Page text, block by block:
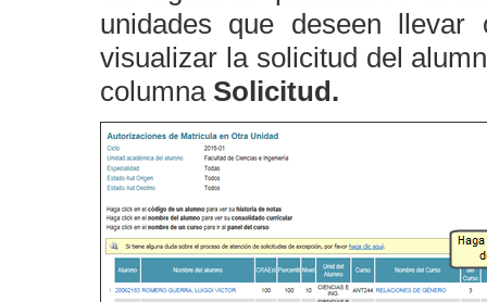
unidades que deseen
visualizar la solicitud del
columna Solicitud.